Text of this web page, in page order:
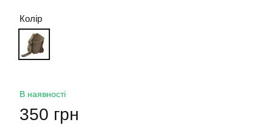
Колір
В наявності
350 грн